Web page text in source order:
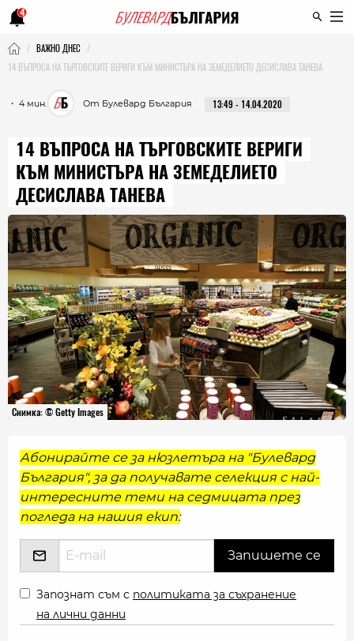
4
ВАЖНО ДНЕС
14 ВЪПРОСА НА ТЪРГОВСКИТЕ ВЕРИГИ КЪМ МИНИСТЪРА НА ЗЕМЕДЕЛИЕТО ДЕСИСЛАВА ТАНЕВА
・ 4 мин. От Булевард България 13:49 - 14.04.2020
14 ВЪПРОСА НА ТЪРГОВСКИТЕ ВЕРИГИ
КЪМ МИНИСТЪРА НА ЗЕМЕДЕЛИЕТО
ДЕСИСЛАВА ТАНЕВА
Снимка: © Getty Images
Абонирайте се за нюзлетъра на "Булевард
България", за да получавате селекция с най-
интересните теми на седмицата през
погледа на нашия екип:
Запознат съм с политиката за съхранение
на лични данни